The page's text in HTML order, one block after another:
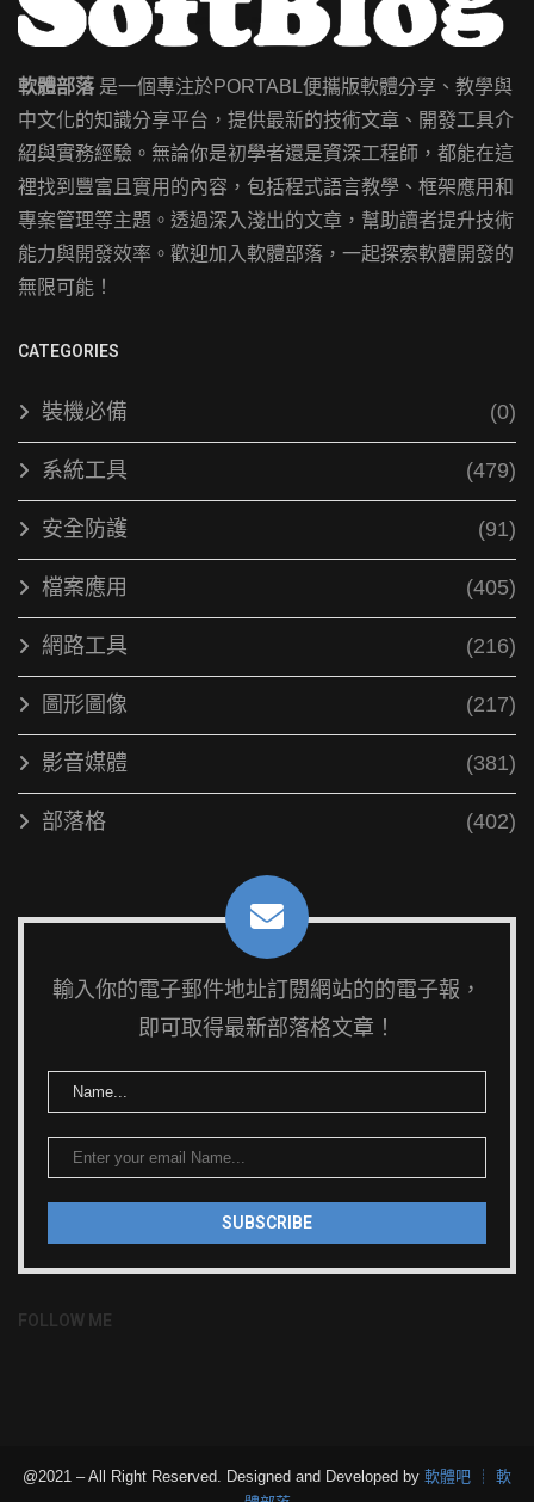
軟體部落是一個專注於PORTABL便攜版軟體分享、教學與
中文化的知識分享平台，提供最新的技術文章、開發工具介
紹與實務經驗。無論你是初學者還是資深工程師，都能在這
裡找到豐富且實用的內容，包括程式語言教學、框架應用和
專案管理等主題。透過深入淺出的文章，幫助讀者提升技術
能力與開發效率。歡迎加入軟體部落，一起探索軟體開發的
無限可能！
CATEGORIES
裝機必備 (0)
系統工具 (479)
安全防護 (91)
檔案應用 (405)
網路工具 (216)
圖形圖像 (217)
影音媒體 (381)
部落格 (402)
輸入你的電子郵件地址訂閱網站的的電子報，
即可取得最新部落格文章！
FOLLOW ME
@2021 – All Right Reserved. Designed and Developed by 軟體吧 ┊ 軟